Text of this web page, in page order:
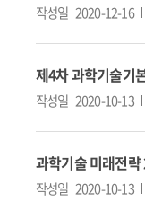
작성일 2020-12-16
제4차 과학기술기
작성일 2020-10-13
과학기술 미래전
작성일 2020-10-13